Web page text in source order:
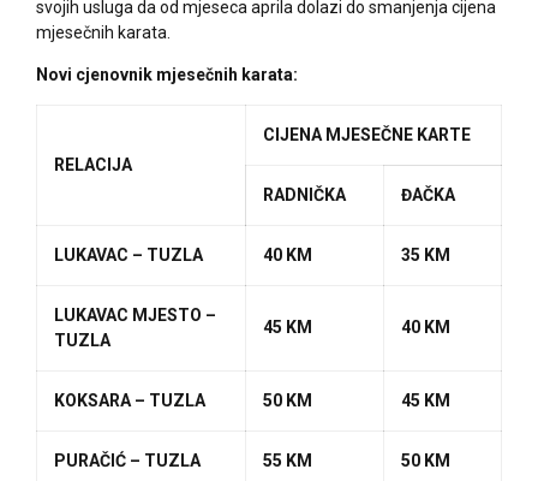
svojih usluga da od mjeseca aprila dolazi do smanjenja cijena
mjesečnih karata.
Novi cjenovnik mjesečnih karata:
RELACIJA
CIJENA MJESEČNE KARTE
RADNIČKA ĐAČKA
LUKAVAC – TUZLA 40 KM 35 KM
LUKAVAC MJESTO –
TUZLA
45 KM 40 KM
KOKSARA – TUZLA 50 KM 45 KM
PURAČIĆ – TUZLA 55 KM 50 KM